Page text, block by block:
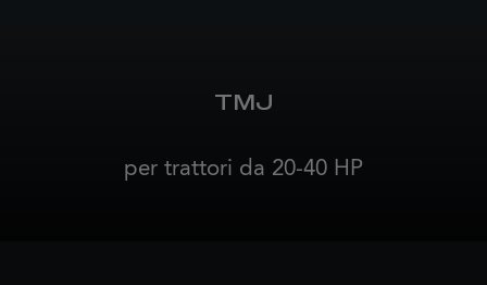
TMJ
per trattori da 20-40 HP